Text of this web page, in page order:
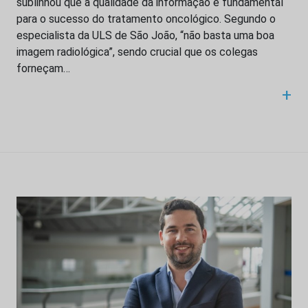
para o sucesso do tratamento oncológico. Segundo o
especialista da ULS de São João, “não basta uma boa
imagem radiológica”, sendo crucial que os colegas
forneçam…
+